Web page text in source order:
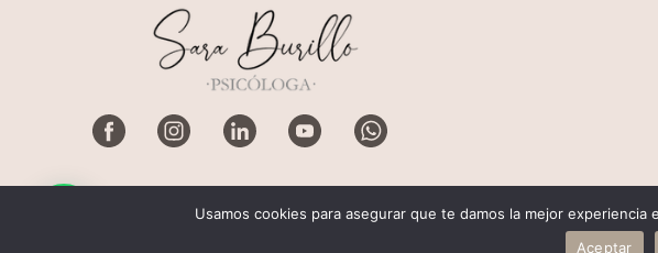
Ingenium.Marketing
Usamos cookies para asegurar que te damos la mejor
Aceptar